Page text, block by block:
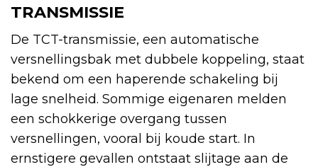
TRANSMISSIE
De TCT-transmissie, een automatische
versnellingsbak met dubbele koppeling, staat
bekend om een haperende schakeling bij
lage snelheid. Sommige eigenaren melden
een schokkerige overgang tussen
versnellingen, vooral bij koude start. In
ernstigere gevallen ontstaat slijtage aan de